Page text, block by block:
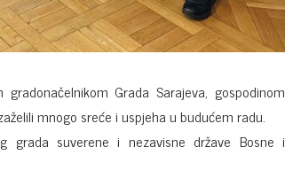
Grada Sarajeva, gospodinom
mnogo sreće i uspjeha u budućem radu.
grada suverene i nezavisne države Bosne i